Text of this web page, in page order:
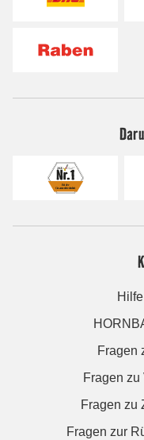
Fragen
Fragen zu
Fragen zu
Fragen zur